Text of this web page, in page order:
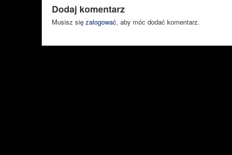
Dodaj komentarz
Musisz się zalogować, aby móc dodać komentarz.